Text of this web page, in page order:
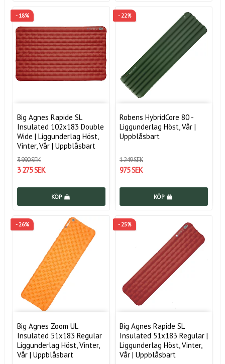
- 18%
Big Agnes Rapide SL
Insulated 102x183 Double
Wide | Liggunderlag Höst,
Vinter, Vår | Uppblåsbart
3 990 SEK
3 275 SEK
KÖP
- 22%
Robens HybridCore 80 -
Liggunderlag Höst, Vår |
Uppblåsbart
1 249 SEK
975 SEK
KÖP
- 26%
Big Agnes Zoom UL
Insulated 51x183 Regular
Liggunderlag Höst, Vinter,
Vår | Uppblåsbart
- 25%
Big Agnes Rapide SL
Insulated 51x183 Regular |
Liggunderlag Höst, Vinter,
Vår | Uppblåsbart